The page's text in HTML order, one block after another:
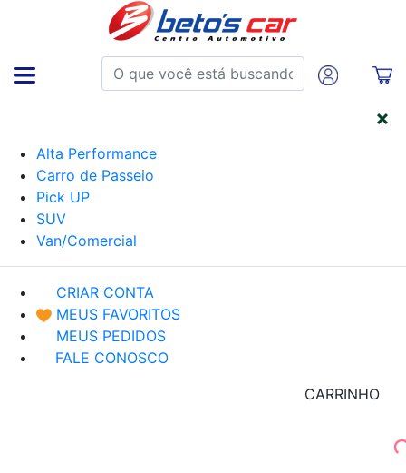
Alta Performance
Carro de Passeio
Pick UP
SUV
Van/Comercial
CRIAR CONTA
MEUS FAVORITOS
MEUS PEDIDOS
FALE CONOSCO
CARRINHO